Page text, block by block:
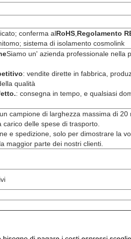
conferma alRoHS Regolamento
sistema di isolamento cosmolink
Siamo un' azienda professionale nella
: vendite dirette in fabbrica,
qualità
: consegna in tempo, e qualsiasi
campione di larghezza massima di 20
carico delle spese di trasporto.
e spedizione, solo per dimostrare la
maggior parte dei nostri clienti.